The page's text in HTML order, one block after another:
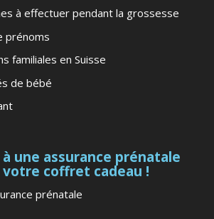
à effectuer pendant la grossesse
prénoms
familiales en Suisse
de bébé
une assurance prénatale
coffret cadeau !